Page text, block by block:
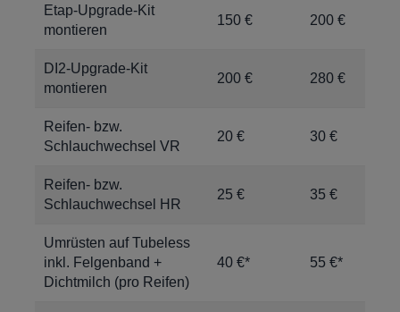
Etap-Upgrade-Kit
montieren
150 € 200 €
DI2-Upgrade-Kit
montieren
200 € 280 €
Reifen- bzw.
Schlauchwechsel VR
20 € 30 €
Reifen- bzw.
Schlauchwechsel HR
25 € 35 €
Umrüsten auf Tubeless
inkl. Felgenband +
Dichtmilch (pro Reifen)
40 €* 55 €*